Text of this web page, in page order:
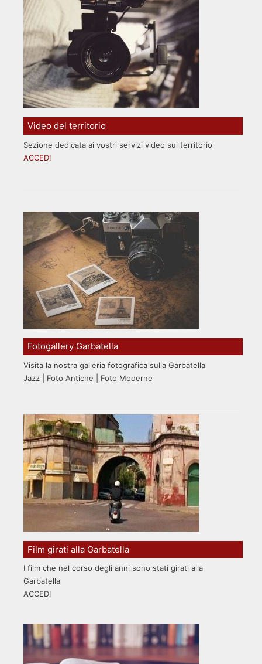
Video del territorio
Sezione dedicata ai vostri servizi video sul territorio
ACCEDI
Fotogallery Garbatella
Visita la nostra galleria fotografica sulla Garbatella
Jazz | Foto Antiche | Foto Moderne
Film girati alla Garbatella
I film che nel corso degli anni sono stati girati alla
Garbatella
ACCEDI